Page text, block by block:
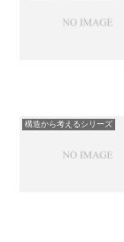
構造から考えるシリーズ